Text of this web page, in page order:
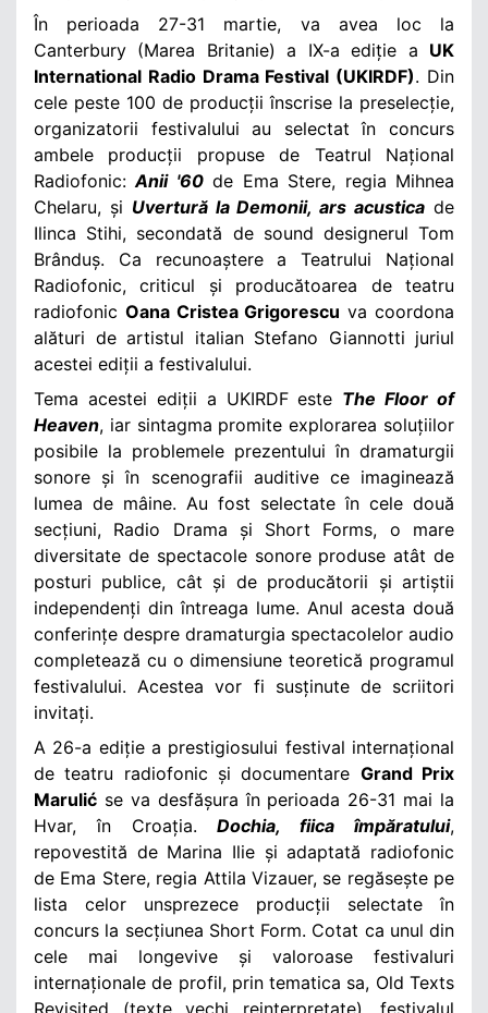
În perioada 27-31 martie, va avea loc la
Canterbury (Marea Britanie) a IX-a ediție a UK
International Radio Drama Festival (UKIRDF). Din
cele peste 100 de producții înscrise la preselecție,
organizatorii festivalului au selectat în concurs
ambele producții propuse de Teatrul Național
Radiofonic:Anii '60de Ema Stere, regia Mihnea
Chelaru, și Uvertură la Demonii, ars acustica de
Ilinca Stihi, secondată de sound designerul Tom
Brânduș. Ca recunoaștere a Teatrului Național
Radiofonic, criticul și producătoarea de teatru
radiofonic Oana Cristea Grigorescu va coordona
alături de artistul italian Stefano Giannotti juriul
acestei ediții a festivalului.
Tema acestei ediții a UKIRDF este The Floor of
Heaven, iar sintagma promite explorarea soluțiilor
posibile la problemele prezentului în dramaturgii
sonore și în scenografii auditive ce imaginează
lumea de mâine. Au fost selectate în cele două
secțiuni, Radio Drama și Short Forms, o mare
diversitate de spectacole sonore produse atât de
posturi publice, cât și de producătorii și artiștii
independenți din întreaga lume. Anul acesta două
conferințe despre dramaturgia spectacolelor audio
completează cu o dimensiune teoretică programul
festivalului. Acestea vor fi susținute de scriitori
invitați.
A 26-a ediție a prestigiosului festival internațional
de teatru radiofonic și documentare Grand Prix
Marulić se va desfășura în perioada 26-31 mai la
Hvar, în Croația.Dochia, fiica împăratului,
repovestită de Marina Ilie și adaptată radiofonic
de Ema Stere, regia Attila Vizauer, se regăsește pe
lista celor unsprezece producții selectate în
concurs la secțiunea Short Form. Cotat ca unul din
cele mai longevive și valoroase festivaluri
internaționale de profil, prin tematica sa, Old Texts
Revisited (texte vechi reinterpretate), festivalul